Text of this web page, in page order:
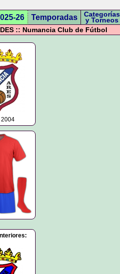
26 Temporadas Categorías
y Torneos
:: Numancia Club de Fútbol